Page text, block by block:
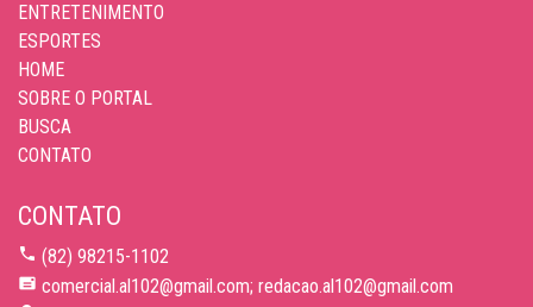
ENTRETENIMENTO
ESPORTES
HOME
SOBRE O PORTAL
BUSCA
CONTATO
CONTATO
(82) 98215-1102
comercial.al102@gmail.com; redacao.al102@gmail.com